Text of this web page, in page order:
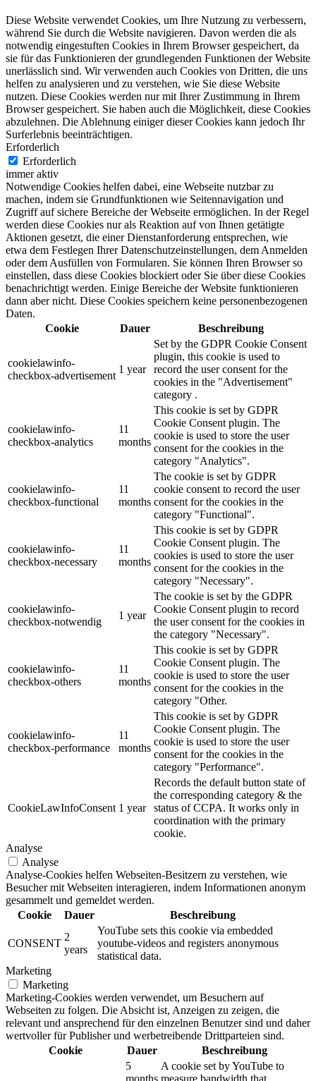
Diese Website verwendet Cookies, um Ihre Nutzung zu verbessern,
während Sie durch die Website navigieren. Davon werden die als
notwendig eingestuften Cookies in Ihrem Browser gespeichert, da
sie für das Funktionieren der grundlegenden Funktionen der Website
unerlässlich sind. Wir verwenden auch Cookies von Dritten, die uns
helfen zu analysieren und zu verstehen, wie Sie diese Website
nutzen. Diese Cookies werden nur mit Ihrer Zustimmung in Ihrem
Browser gespeichert. Sie haben auch die Möglichkeit, diese Cookies
abzulehnen. Die Ablehnung einiger dieser Cookies kann jedoch Ihr
Surferlebnis beeinträchtigen.
Erforderlich
Erforderlich
immer aktiv
Notwendige Cookies helfen dabei, eine Webseite nutzbar zu
machen, indem sie Grundfunktionen wie Seitennavigation und
Zugriff auf sichere Bereiche der Webseite ermöglichen. In der Regel
werden diese Cookies nur als Reaktion auf von Ihnen getätigte
Aktionen gesetzt, die einer Dienstanforderung entsprechen, wie
etwa dem Festlegen Ihrer Datenschutzeinstellungen, dem Anmelden
oder dem Ausfüllen von Formularen. Sie können Ihren Browser so
einstellen, dass diese Cookies blockiert oder Sie über diese Cookies
benachrichtigt werden. Einige Bereiche der Website funktionieren
dann aber nicht. Diese Cookies speichern keine personenbezogenen
Daten.
Cookie
Dauer Beschreibung
cookielawinfo-
checkbox-advertisement
1 year
Set by the GDPR Cookie Consent
plugin, this cookie is used to
record the user consent for the
cookies in the "Advertisement"
category .
cookielawinfo-
checkbox-analytics
11
months
This cookie is set by GDPR
Cookie Consent plugin. The
cookie is used to store the user
consent for the cookies in the
category "Analytics".
cookielawinfo-
checkbox-functional
11
months
The cookie is set by GDPR
cookie consent to record the user
consent for the cookies in the
category "Functional".
cookielawinfo-
checkbox-necessary
11
months
This cookie is set by GDPR
Cookie Consent plugin. The
cookies is used to store the user
consent for the cookies in the
category "Necessary".
cookielawinfo-
checkbox-notwendig
1 year
The cookie is set by the GDPR
Cookie Consent plugin to record
the user consent for the cookies in
the category "Necessary".
cookielawinfo-
checkbox-others
11
months
This cookie is set by GDPR
Cookie Consent plugin. The
cookie is used to store the user
consent for the cookies in the
category "Other.
cookielawinfo-
checkbox-performance
11
months
This cookie is set by GDPR
Cookie Consent plugin. The
cookie is used to store the user
consent for the cookies in the
category "Performance".
CookieLawInfoConsent 1 year
Records the default button state of
the corresponding category & the
status of CCPA. It works only in
coordination with the primary
cookie.
Analyse
Analyse
Analyse-Cookies helfen Webseiten-Besitzern zu verstehen, wie
Besucher mit Webseiten interagieren, indem Informationen anonym
gesammelt und gemeldet werden.
Cookie
Dauer Beschreibung
CONSENT
2
years
YouTube sets this cookie via embedded
youtube-videos and registers anonymous
statistical data.
Marketing
Marketing
Marketing-Cookies werden verwendet, um Besuchern auf
Webseiten zu folgen. Die Absicht ist, Anzeigen zu zeigen, die
relevant und ansprechend für den einzelnen Benutzer sind und daher
wertvoller für Publisher und werbetreibende Drittparteien sind.
Cookie
Dauer Beschreibung
5
A cookie set by YouTube to